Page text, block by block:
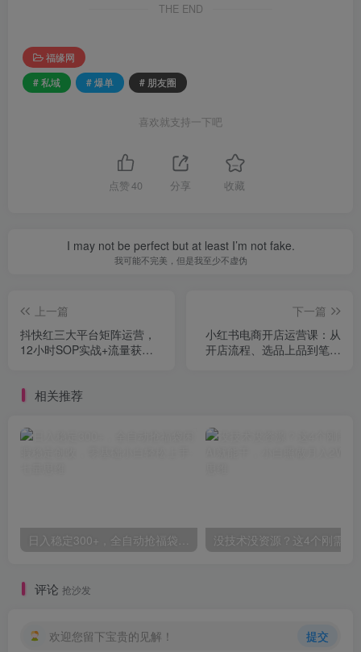
THE END
福缘网
# 私域
# 爆单 # 朋友圈
喜欢就支持一下吧
点赞 40 分享 收藏
I may not be perfect but at least I’m not fake.
我可能不完美，但是我至少不虚伪
上一篇
抖快红三大平台矩阵运营，
12小时SOP实战+流量获取-
下一篇
小红书电商开店运营课：从
开店流程、选品上品到笔记
相关推荐
日入稳定300+，全自动抢福袋闲暇稳定创收，零基础小白轻松上手
评论 抢沙发
欢迎您留下宝贵的见解！ 提交